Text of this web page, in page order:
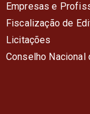
Empresas e
Fiscalização de
Licitações
Conselho Nacional